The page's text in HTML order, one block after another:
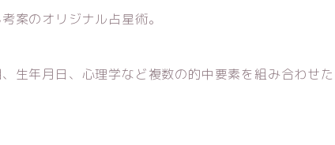
案のオリジナル占星術。
生年月日、心理学など複数の的中要素を組み合わせた